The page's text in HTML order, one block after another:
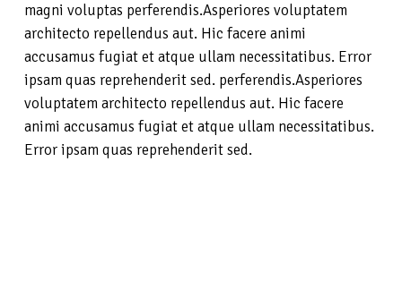
magni voluptas perferendis.Asperiores voluptatem
architecto repellendus aut. Hic facere animi
accusamus fugiat et atque ullam necessitatibus. Error
ipsam quas reprehenderit sed. perferendis.Asperiores
voluptatem architecto repellendus aut. Hic facere
animi accusamus fugiat et atque ullam necessitatibus.
Error ipsam quas reprehenderit sed.